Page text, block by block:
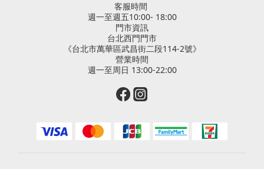
客服時間
週一至週五10:00- 18:00
門市資訊
台北西門門市
《台北市萬華區武昌街二段114-2號》
營業時間
週一至周日 13:00-22:00